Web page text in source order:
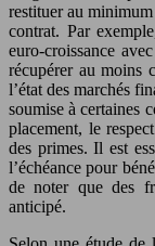
restituer au
contrat. Par
euro-croissance
récupérer au moins
l’état des marchés
soumise à certaines
placement, le
des primes. Il est
l’échéance pour
de noter que des
anticipé.